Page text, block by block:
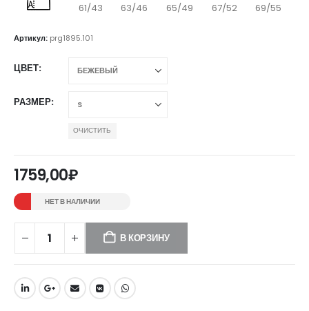
61/43 63/46 65/49 67/52 69/55
Артикул: prg1895.101
ЦВЕТ
РАЗМЕР
ОЧИСТИТЬ
1759,00₽
НЕТ В НАЛИЧИИ
В КОРЗИНУ